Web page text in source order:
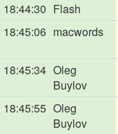
18:44:30 Flash
18:45:06 macwords
18:45:34 Oleg
Buylov
18:45:55 Oleg
Buylov